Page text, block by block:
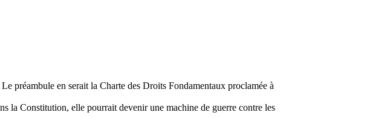
préambule en serait la Charte des Droits Fondamentaux proclamée à
la Constitution, elle pourrait devenir une machine de guerre contre les